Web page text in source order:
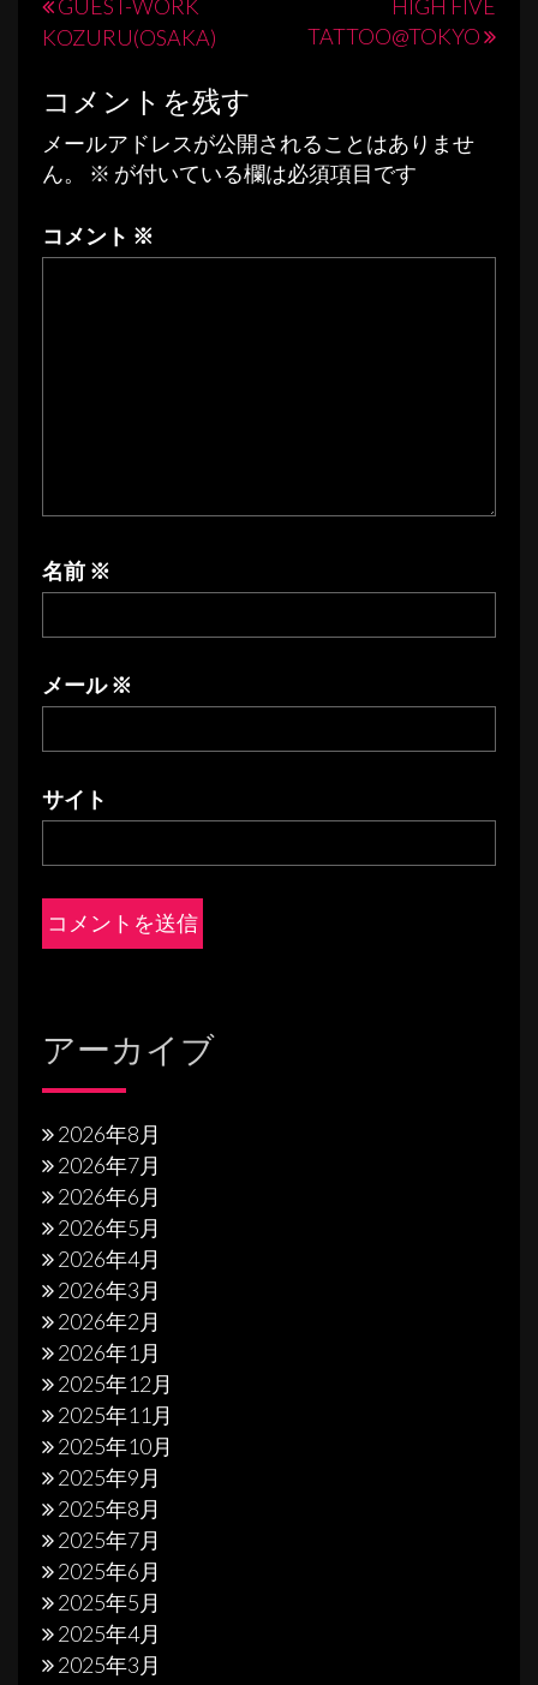
投
稿
ナ
ビ
ゲ
シ
GUEST-WORK
KOZURU(OSAKA)
HIGH FIVE
TATTOO@TOKYO
コメントを残す
メールアドレスが公開されることはありませ
ん。
※ が付いている欄は必須項目です
コメント ※
名前 ※
メール※
サイト
アーカイブ
2026年8月
2026年7月
2026年6月
2026年5月
2026年4月
2026年3月
2026年2月
2026年1月
2025年12月
2025年11月
2025年10月
2025年9月
2025年8月
2025年7月
2025年6月
2025年5月
2025年4月
2025年3月